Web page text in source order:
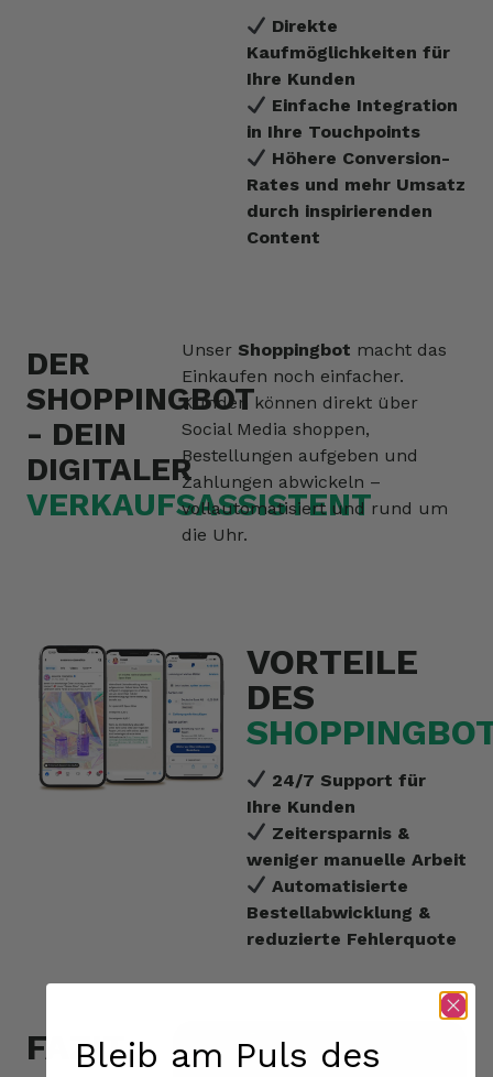
Direkte
Kaufmöglichkeiten für
Ihre Kunden
Einfache Integration
in Ihre Touchpoints
Höhere Conversion-
Rates und mehr Umsatz
durch inspirierenden
Content
DER
SHOPPINGBOT
- DEIN
DIGITALER
VERKAUFSASSISTENT
Unser Shoppingbot macht das
Einkaufen noch einfacher.
Kunden können direkt über
Social Media shoppen,
Bestellungen aufgeben und
Zahlungen abwickeln –
vollautomatisiert und rund um
die Uhr.
VORTEILE
DES
24/7 Support für
Ihre Kunden
Zeitersparnis &
weniger manuelle Arbeit
Automatisierte
Bestellabwicklung &
reduzierte Fehlerquote
FAZITBleib am Puls des